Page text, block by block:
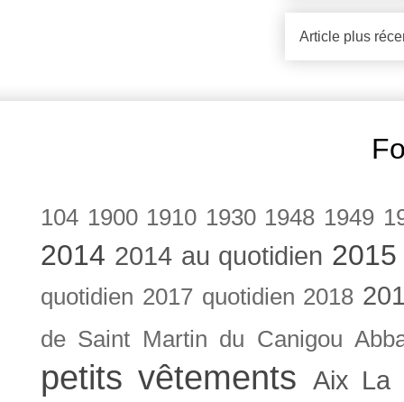
Article plus
104 1900 1910 1930 1948 1949
2014 2014 au quotidien
quotidien 2017 quotidien 2018
de Saint Martin du Canigou
petits vêtements Aix La